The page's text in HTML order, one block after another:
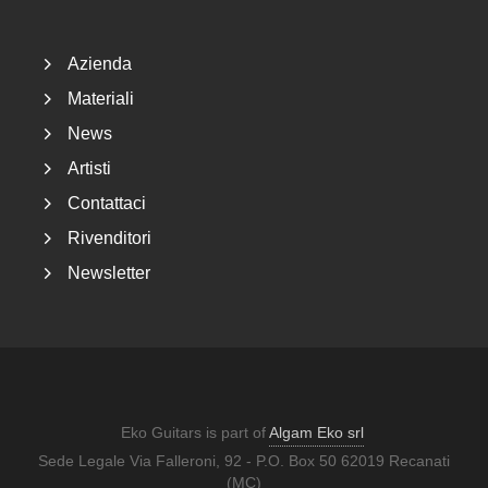
Azienda
Materiali
News
Artisti
Contattaci
Rivenditori
Newsletter
Eko Guitars is part ofAlgam Eko srl
Sede Legale Via Falleroni, 92 - P.O. Box 50 62019 Recanati
(MC)